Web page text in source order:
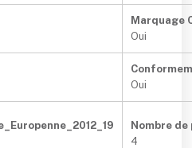
Marquage
Oui
Oui
Nombre de
4